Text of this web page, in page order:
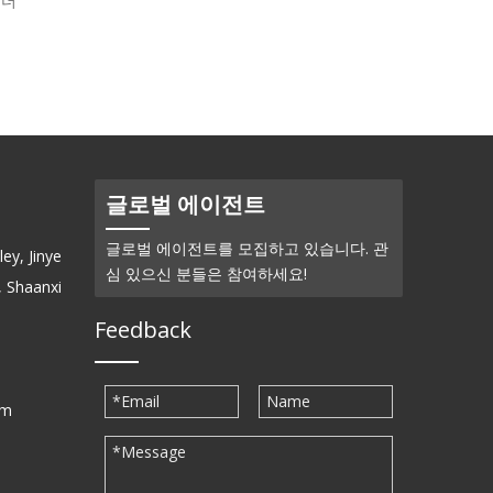
Jinye
글로벌 에이전트
글로벌 에이전트를 모집하고 있습니다. 관
심 있으신 분들은 참여하세요!
Feedback